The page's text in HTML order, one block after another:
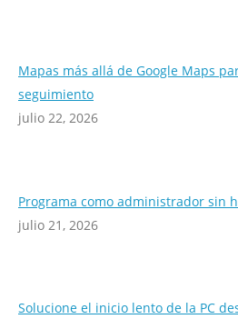
Mapas más allá de Google Maps
seguimiento
julio 22, 2026
Programa como administrador sin
julio 21, 2026
Solucione el inicio lento de la PC